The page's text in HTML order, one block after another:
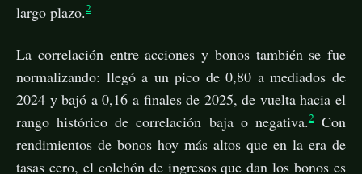
largo plazo.2
La correlación entre acciones y bonos también se fue
normalizando: llegó a un pico de 0,80 a mediados de
2024 y bajó a 0,16 a finales de 2025, de vuelta hacia el
rango histórico de correlación baja o negativa.2Con
rendimientos de bonos hoy más altos que en la era de
tasas cero, el colchón de ingresos que dan los bonos es